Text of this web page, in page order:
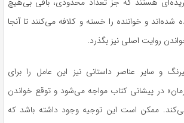
شده‌اند و خواننده را خسته و کلافه می‌کنند تا آنجا
روایت اصلی نیز بگذرد.
و سایر عناصر داستانی نیز این عامل را برای
در پیشانی کتاب مواجه می‌شود و توقع خواندن
ممکن است این توجیه وجود داشته باشد که